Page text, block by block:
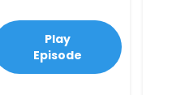
Play
Episode